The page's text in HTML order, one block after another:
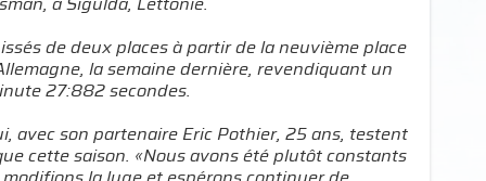
de deux places à partir de la neuvième place
la semaine dernière, revendiquant un
27:882 secondes.
avec son partenaire Eric Pothier, 25 ans, testent
cette saison. «Nous avons été plutôt constants